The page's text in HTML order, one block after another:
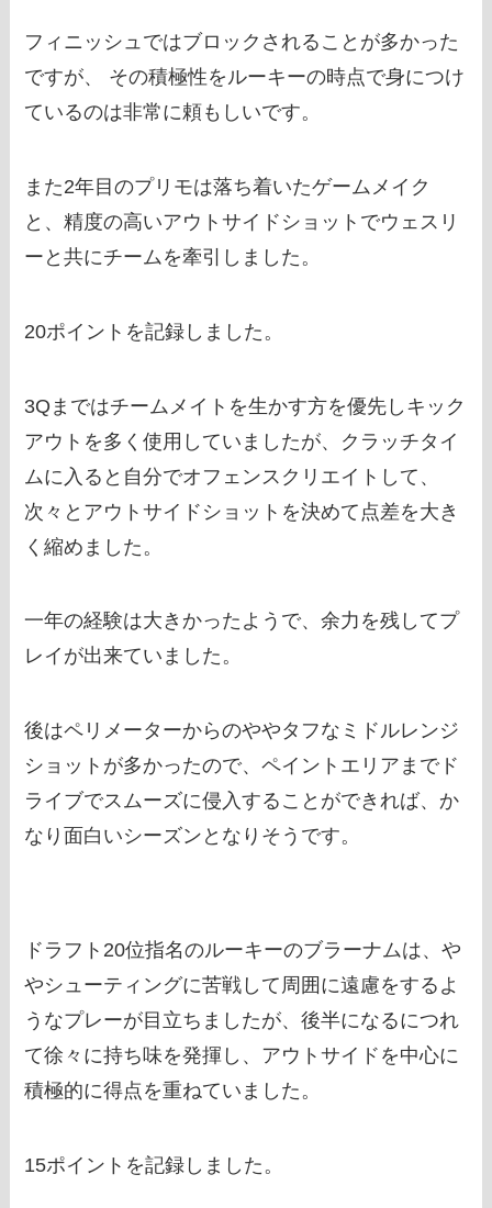
フィニッシュではブロックされることが多かった
ですが、 その積極性をルーキーの時点で身につけ
ているのは非常に頼もしいです。
また2年目のプリモは落ち着いたゲームメイク
と、精度の高いアウトサイドショットでウェスリ
ーと共にチームを牽引しました。
20ポイントを記録しました。
3Qまではチームメイトを生かす方を優先しキック
アウトを多く使用していましたが、クラッチタイ
ムに入ると自分でオフェンスクリエイトして、
次々とアウトサイドショットを決めて点差を大き
く縮めました。
一年の経験は大きかったようで、余力を残してプ
レイが出来ていました。
後はペリメーターからのややタフなミドルレンジ
ショットが多かったので、ペイントエリアまでド
ライブでスムーズに侵入することができれば、か
なり面白いシーズンとなりそうです。
ドラフト20位指名のルーキーのブラーナムは、や
やシューティングに苦戦して周囲に遠慮をするよ
うなプレーが目立ちましたが、後半になるにつれ
て徐々に持ち味を発揮し、アウトサイドを中心に
積極的に得点を重ねていました。
15ポイントを記録しました。